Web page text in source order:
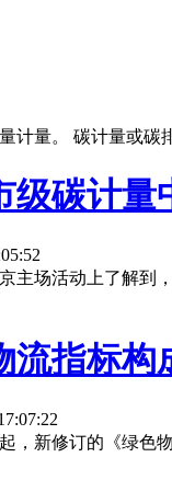
计量。 碳计量或碳
级碳计量
主场活动上了解到
流指标
，新修订的《绿色